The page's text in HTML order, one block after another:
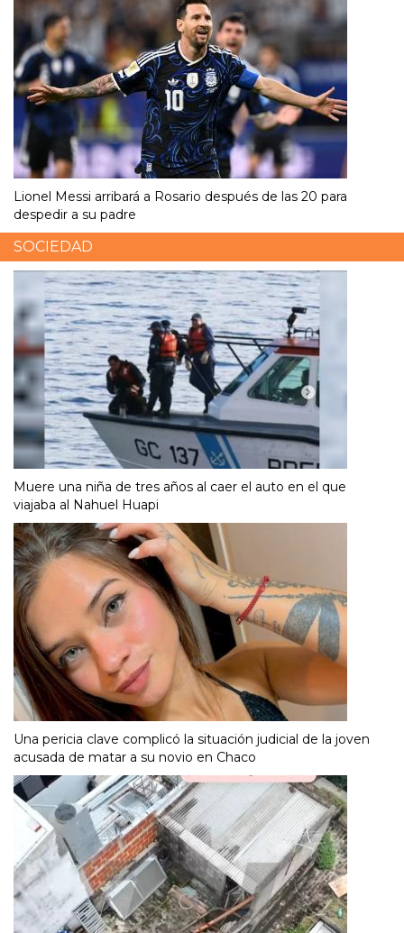
Lionel Messi arribará a Rosario después de las 20 para
despedir a su padre
SOCIEDAD
Muere una niña de tres años al caer el auto en el que
viajaba al Nahuel Huapi
Una pericia clave complicó la situación judicial de la joven
acusada de matar a su novio en Chaco